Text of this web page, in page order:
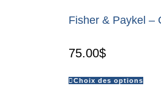
Fisher & Paykel –
75.00$
Choix des options